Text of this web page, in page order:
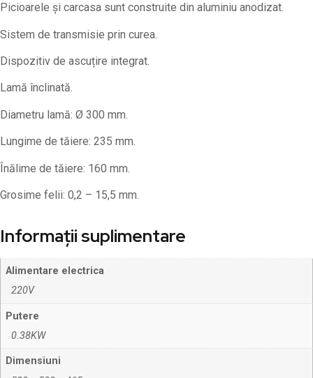
Picioarele și carcasa sunt construite din aluminiu anodizat.
Sistem de transmisie prin curea.
Dispozitiv de ascuțire integrat.
Lamă înclinată.
Diametru lamă: Ø 300 mm.
Lungime de tăiere: 235 mm.
Înălime de tăiere: 160 mm.
Grosime felii: 0,2 – 15,5 mm.
Informații suplimentare
Alimentare electrica
220V
Putere
0.38KW
Dimensiuni